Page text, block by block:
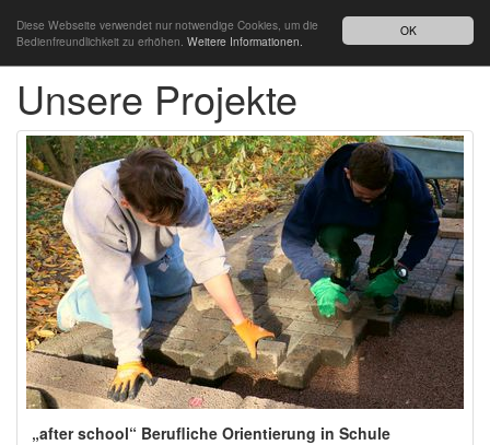
OK
Diese Webseite verwendet nur notwendige Cookies, um die
Bedienfreundlichkeit zu erhöhen. Weitere Informationen.
Unsere Projekte
„after school“ Berufliche Orientierung in Schule